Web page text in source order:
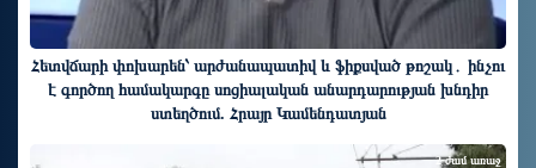
Հետվճարի փոխարեն՝ արժանապատիվ և ֆիքսված թոշակ․ ինչու
է գործող համակարգը սոցիալական անարդարության խնդիր
ստեղծում. Հրայր Կամենդատյան
2 ժամ առաջ